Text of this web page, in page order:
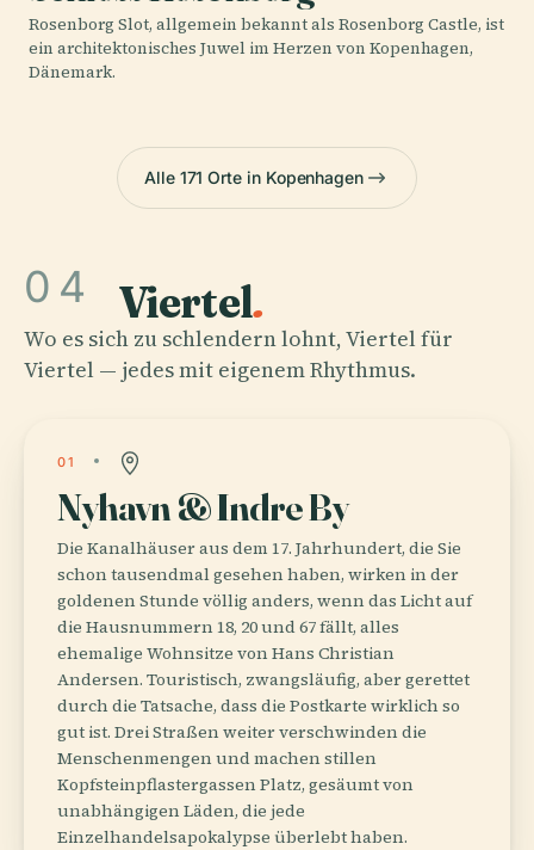
Rosenborg Slot, allgemein bekannt als Rosenborg Castle, ist
ein architektonisches Juwel im Herzen von Kopenhagen,
Dänemark.
Alle 171 Orte in Kopenhagen
04 Viertel.
Wo es sich zu schlendern lohnt, Viertel für
Viertel — jedes mit eigenem Rhythmus.
01
Nyhavn & Indre By
Die Kanalhäuser aus dem 17. Jahrhundert, die Sie
schon tausendmal gesehen haben, wirken in der
goldenen Stunde völlig anders, wenn das Licht auf
die Hausnummern 18, 20 und 67 fällt, alles
ehemalige Wohnsitze von Hans Christian
Andersen. Touristisch, zwangsläufig, aber gerettet
durch die Tatsache, dass die Postkarte wirklich so
gut ist. Drei Straßen weiter verschwinden die
Menschenmengen und machen stillen
Kopfsteinpflastergassen Platz, gesäumt von
unabhängigen Läden, die jede
Einzelhandelsapokalypse überlebt haben.